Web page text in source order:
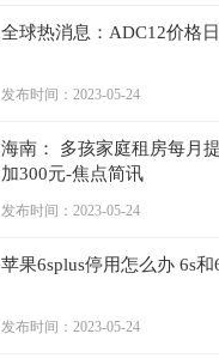
全球热消息：ADC12价格
发布时间：2023-05-24
海南： 多孩家庭租房每月
加300元-焦点简讯
发布时间：2023-05-24
苹果6splus停用怎么办 6s
发布时间：2023-05-24